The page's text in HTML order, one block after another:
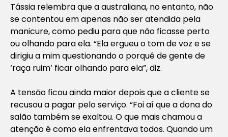
Tássia relembra que a australiana, no entanto, não
se contentou em apenas não ser atendida pela
manicure, como pediu para que não ficasse perto
ou olhando para ela. “Ela ergueu o tom de voz e se
dirigiu a mim questionando o porquê de gente de
‘raça ruim’ ficar olhando para ela”, diz.
A tensão ficou ainda maior depois que a cliente se
recusou a pagar pelo serviço. “Foi aí que a dona do
salão também se exaltou. O que mais chamou a
atenção é como ela enfrentava todos. Quando um